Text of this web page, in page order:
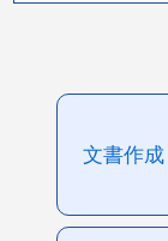
文書作成